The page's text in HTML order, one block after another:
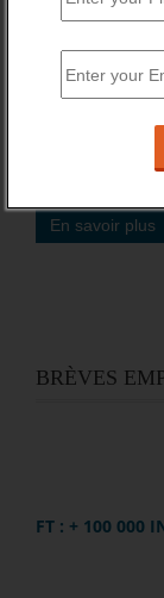
Conseil
Cette
selon les
2,05 millions
leur allocation
En savoir plus
BRÈVES
FT : + 100 000